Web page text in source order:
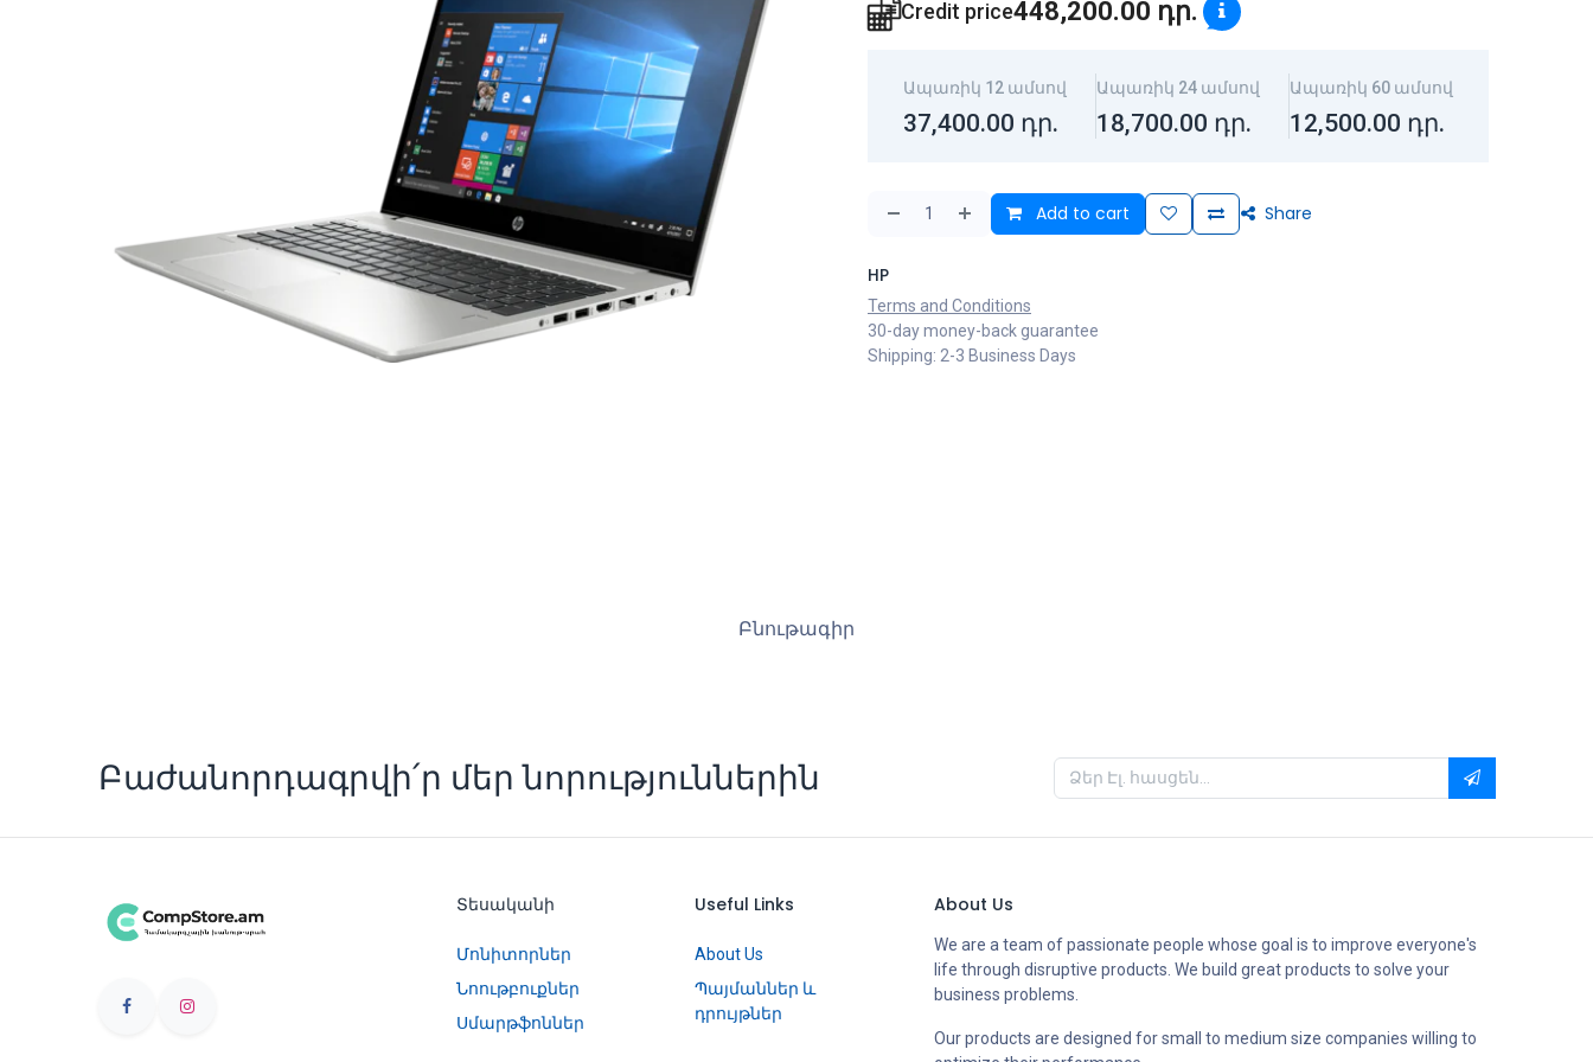
Credit price448,200.00 դր.
Ապառիկ 12 ամսով
37,400.00 դր.
Ապառիկ 24 ամսով
18,700.00 դր.
Ապառիկ 60 ամսով
12,500.00 դր.
Add to cart Share
HP
Terms and Conditions
30-day money-back guarantee
Shipping: 2-3 Business Days
Բնութագիր
Բաժանորդագրվի՛ր մեր նորություններին
Տեսականի
Մոնիտորներ
Նոութբուքներ
Սմարթֆոններ
Useful Links
About Us
Պայմաններ և
դրույթներ
About Us
We are a team of passionate people whose goal is to improve everyone's
life through disruptive products. We build great products to solve your
business problems.
Our products are designed for small to medium size companies willing to